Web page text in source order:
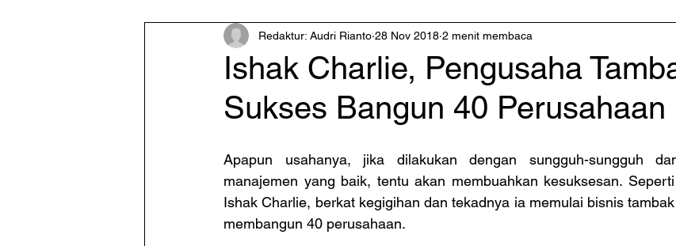
Info Perkebunan
Ishak Charlie, Pengusaha
Sukses Bangun 40 Perusahaan
Redaktur: Audri Rianto 28 Nov 2018 2 menit membaca
Apapun usahanya, jika dilakukan dengan sungguh-sungguh
manajemen yang baik, tentu akan membuahkan kesuksesan.
Ishak Charlie, berkat kegigihan dan tekadnya ia memulai bisnis
membangun 40 perusahaan.